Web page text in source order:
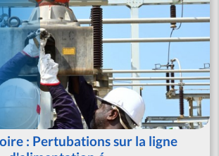
: Pertubations sur la ligne